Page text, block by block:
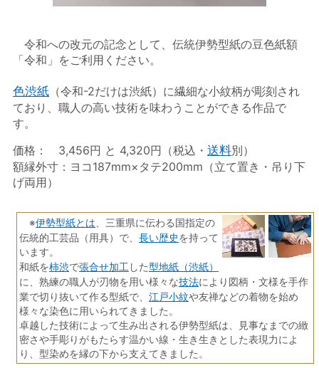
令和への改元の記念として、伝統伊勢型紙の豆色紙額
「令和」をご利用ください。
色渋紙 （令和-2だけは渋紙）に繊細な小紋柄が彫刻され
ており、職人の高い技術を味わうことができる作品で
す。
価格： 3,456円 と 4,320円（税込・ 送料別）
額縁外寸：ヨコ187mm×タテ200mm（立て置き・吊り下
げ両用）
※伊勢型紙とは 、三重県に伝わる国指定の
伝統的工芸品（用具）で、 長い歴史を持って
います。
和紙を柿渋で張合せ加工 した型地紙（渋紙）
に、熟練の職人が刃物を用い様々な技法により図柄・文様を手作
業で切り抜いて作る型紙で、 江戸小紋や友禅などの着物を始め
様々な染色に用いられてきました。
卓越した技術によって生み出される伊勢型紙は、見事なまでの緻
密さや手彫りがもたらす温かい線・生き生きとした表現力によ
り、型染めを縁の下から支えてきました。